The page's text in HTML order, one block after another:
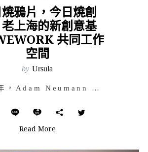
鴉片，今日燒創
上海的新創意基
共同工作
空間
by Ursula
2010 年，Adam Neumann 和 Miguel McKelvey 在紐約市 Soho 區共…
Read More